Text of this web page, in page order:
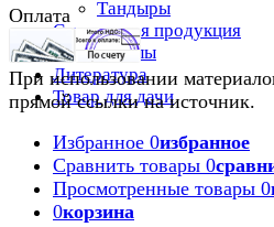
Тандыры
Сувенирная продукция
Бокалы
Литература
Товар для дачи
Оплата
При использовании
прямой ссылки на источник.
Избранное 0избранное
Сравнить товары 0
Просмотренные товары 0
0корзина